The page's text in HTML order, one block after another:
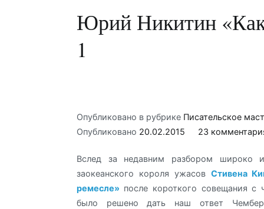
Юрий Никитин «Как
1
Опубликовано в рубрике Писательское
Опубликовано 20.02.2015 23
Вслед за недавним разбором широко
заокеанского короля ужасов Стивена
ремесле» после короткого совещания с
было решено дать наш ответ